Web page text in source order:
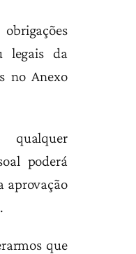
legais da
no Anexo
qualquer
poderá
aprovação
que